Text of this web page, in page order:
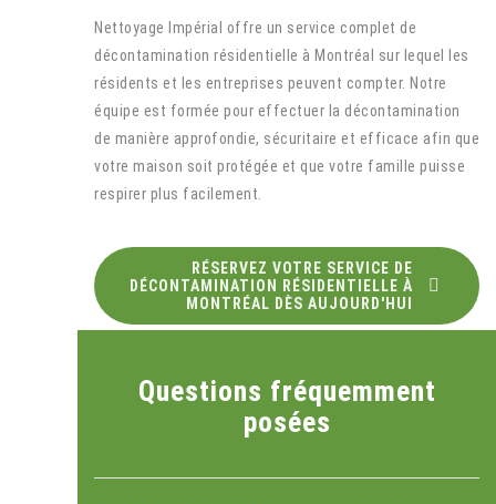
Nettoyage Impérial offre un service complet de
décontamination résidentielle à Montréal sur lequel les
résidents et les entreprises peuvent compter. Notre
équipe est formée pour effectuer la décontamination
de manière approfondie, sécuritaire et efficace afin que
votre maison soit protégée et que votre famille puisse
respirer plus facilement.
RÉSERVEZ VOTRE SERVICE DE
DÉCONTAMINATION RÉSIDENTIELLE À
MONTRÉAL DÈS AUJOURD'HUI
Questions fréquemment
posées